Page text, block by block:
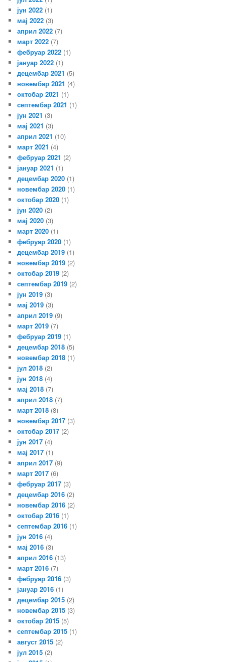
јун 2022 (1)
мај 2022 (3)
април 2022 (7)
март 2022 (7)
фебруар 2022 (1)
јануар 2022 (1)
децембар 2021 (5)
новембар 2021 (4)
октобар 2021 (1)
септембар 2021 (1)
јун 2021 (3)
мај 2021 (3)
април 2021 (10)
март 2021 (4)
фебруар 2021 (2)
јануар 2021 (1)
децембар 2020 (1)
новембар 2020 (1)
октобар 2020 (1)
јун 2020 (2)
мај 2020 (3)
март 2020 (1)
фебруар 2020 (1)
децембар 2019 (1)
новембар 2019 (2)
октобар 2019 (2)
септембар 2019 (2)
јун 2019 (3)
мај 2019 (3)
април 2019 (9)
март 2019 (7)
фебруар 2019 (1)
децембар 2018 (5)
новембар 2018 (1)
јул 2018 (2)
јун 2018 (4)
мај 2018 (7)
април 2018 (7)
март 2018 (8)
новембар 2017 (3)
октобар 2017 (2)
јун 2017 (4)
мај 2017 (1)
април 2017 (9)
март 2017 (6)
фебруар 2017 (3)
децембар 2016 (2)
новембар 2016 (2)
октобар 2016 (1)
септембар 2016 (1)
јун 2016 (4)
мај 2016 (3)
април 2016 (13)
март 2016 (7)
фебруар 2016 (3)
јануар 2016 (1)
децембар 2015 (2)
новембар 2015 (3)
октобар 2015 (5)
септембар 2015 (1)
август 2015 (2)
јул 2015 (2)